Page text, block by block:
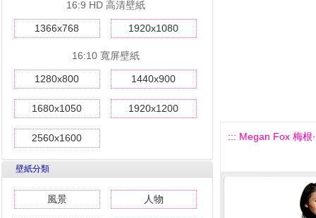
16:9 HD 高清壁紙
1366x768 1920x1080
16:10 寬屏壁紙
1280x800 1440x900
1680x1050 1920x1200
2560x1600
壁紙分類
風景 人物
::: Megan Fox 梅根